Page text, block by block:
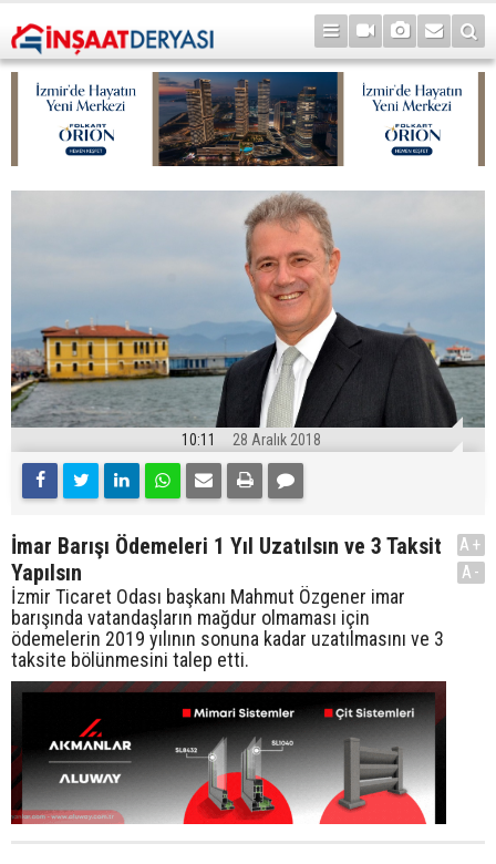
10:11 28 Aralık 2018
İmar Barışı Ödemeleri 1 Yıl Uzatılsın ve 3 Taksit
Yapılsın
İzmir Ticaret Odası başkanı Mahmut Özgener imar
barışında vatandaşların mağdur olmaması için
ödemelerin 2019 yılının sonuna kadar uzatılmasını ve 3
taksite bölünmesini talep etti.
A+
A-